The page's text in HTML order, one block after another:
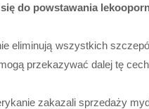
do powstawania
eliminują wszystkich
przekazywać dalej tę
zakazali sprzedaży